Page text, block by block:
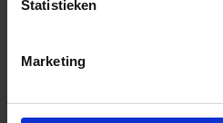
Statistieken
Marketing
Foto’s ({{photos.length}})